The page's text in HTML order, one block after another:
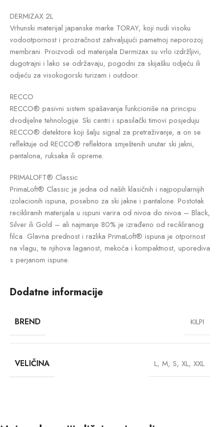
DERMIZAX 2L
Vrhunski materijal japanske marke TORAY, koji nudi visoku
vodootpornost i prozračnost zahvaljujući pametnoj neporozoj
membrani. Proizvodi od materijala Dermizax su vrlo izdržljivi,
dugotrajni i lako se održavaju, pogodni za skijašku odjeću ili
odjeću za visokogorski turizam i outdoor.
RECCO
RECCO® pasivni sistem spašavanja funkcioniše na principu
dvodijelne tehnologije. Ski centri i spasilački timovi posjeduju
RECCO® detektore koji šalju signal za pretraživanje, a on se
reflektuje od RECCO® reflektora smještenih unutar ski jakni,
pantalona, ruksaka ili opreme.
PRIMALOFT® Classic
PrimaLoft® Classic je jedna od naših klasičnih i najpopularnijih
izolacionih ispuna, posebno za ski jakne i pantalone. Postotak
recikliranih materijala u ispuni varira od nivoa do nivoa – Black,
Silver ili Gold – ali najmanje 80% je izrađeno od recikliranog
filca. Glavna prednost i razlika PrimaLoft® ispuna je otpornost
na vlagu, te njihova laganost, mekoća i kompaktnost, uporediva
s perjanom ispune.
Dodatne informacije
BREND KILPI
VELIČINA L, M, S, XL, XXL